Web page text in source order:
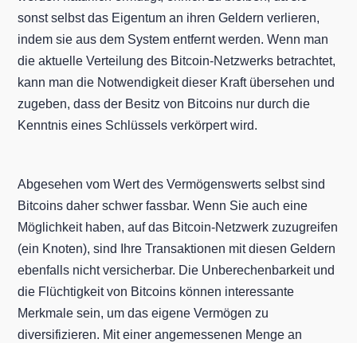
sonst selbst das Eigentum an ihren Geldern verlieren,
indem sie aus dem System entfernt werden. Wenn man
die aktuelle Verteilung des Bitcoin-Netzwerks betrachtet,
kann man die Notwendigkeit dieser Kraft übersehen und
zugeben, dass der Besitz von Bitcoins nur durch die
Kenntnis eines Schlüssels verkörpert wird.
Abgesehen vom Wert des Vermögenswerts selbst sind
Bitcoins daher schwer fassbar. Wenn Sie auch eine
Möglichkeit haben, auf das Bitcoin-Netzwerk zuzugreifen
(ein Knoten), sind Ihre Transaktionen mit diesen Geldern
ebenfalls nicht versicherbar. Die Unberechenbarkeit und
die Flüchtigkeit von Bitcoins können interessante
Merkmale sein, um das eigene Vermögen zu
diversifizieren. Mit einer angemessenen Menge an